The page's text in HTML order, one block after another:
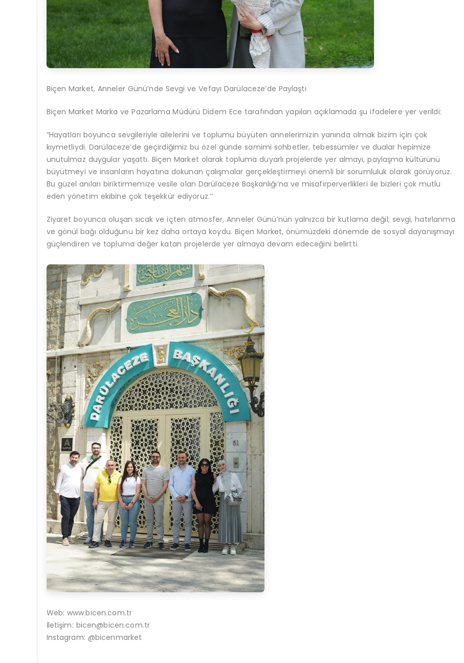
Biçen Market, Anneler Günü’nde Sevgi ve Vefayı Darülaceze’de Paylaştı
Biçen Market Marka ve Pazarlama Müdürü Didem Ece tarafından yapılan açıklamada şu ifadelere yer verildi:
“Hayatları boyunca sevgileriyle ailelerini ve toplumu büyüten annelerimizin yanında olmak bizim için çok
kıymetliydi. Darülaceze’de geçirdiğimiz bu özel günde samimi sohbetler, tebessümler ve dualar hepimize
unutulmaz duygular yaşattı. Biçen Market olarak topluma duyarlı projelerde yer almayı, paylaşma kültürünü
büyütmeyi ve insanların hayatına dokunan çalışmalar gerçekleştirmeyi önemli bir sorumluluk olarak görüyoruz.
Bu güzel anıları biriktirmemize vesile olan Darülaceze Başkanlığı’na ve misafirperverlikleri ile bizleri çok mutlu
eden yönetim ekibine çok teşekkür ediyoruz.’’
Ziyaret boyunca oluşan sıcak ve içten atmosfer, Anneler Günü’nün yalnızca bir kutlama değil; sevgi, hatırlanma
ve gönül bağı olduğunu bir kez daha ortaya koydu. Biçen Market, önümüzdeki dönemde de sosyal dayanışmayı
güçlendiren ve topluma değer katan projelerde yer almaya devam edeceğini belirtti.
Web: www.bicen.com.tr
İletişim: bicen@bicen.com.tr
Instagram: @bicenmarket